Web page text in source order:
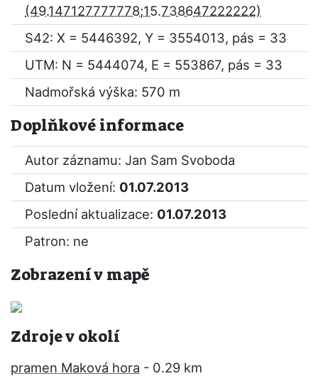
S42: X = 5446392, Y = 3554013, pás = 33
UTM: N = 5444074, E = 553867, pás = 33
Nadmořská výška: 570 m
Doplňkové informace
Autor záznamu: Jan Sam Svoboda
Datum vložení: 01.07.2013
Poslední aktualizace: 01.07.2013
Patron: ne
Zobrazení v mapě
Zdroje v okolí
pramen Maková hora - 0.29 km